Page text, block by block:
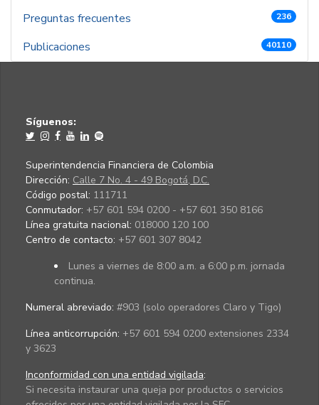
Preguntas frecuentes 236
Publicaciones 40110
Síguenos:
Superintendencia Financiera de Colombia
Dirección: Calle 7 No. 4 - 49 Bogotá, D.C.
Código postal: 111711
Conmutador: +57 601 594 0200 - +57 601 350 8166
Línea gratuita nacional: 018000 120 100
Centro de contacto: +57 601 307 8042
Lunes a viernes de 8:00 a.m. a 6:00 p.m. jornada
continua.
Numeral abreviado: #903 (solo operadores Claro y Tigo)
Línea anticorrupción: +57 601 594 0200 extensiones 2334
y 3623
Inconformidad con una entidad vigilada:
Si necesita instaurar una queja por productos o servicios